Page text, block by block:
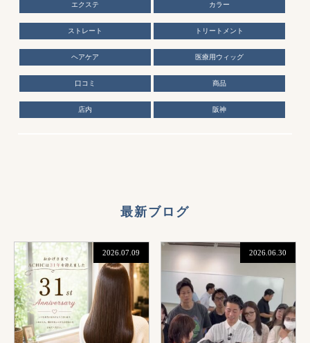
エクステ カラー
ストレート トリートメント
ヘアケア 医療用ウィッグ
口コミ 商品
店内 阪神
最新ブログ
2026.07.09 2026.06.30